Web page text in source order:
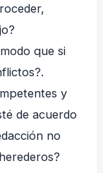
que si
y
de acuerdo
no